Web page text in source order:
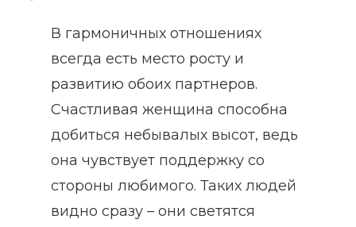
В гармоничных отношениях
всегда есть место росту и
развитию обоих партнеров.
Счастливая женщина способна
добиться небывалых высот, ведь
она чувствует поддержку со
стороны любимого. Таких людей
видно сразу – они светятся